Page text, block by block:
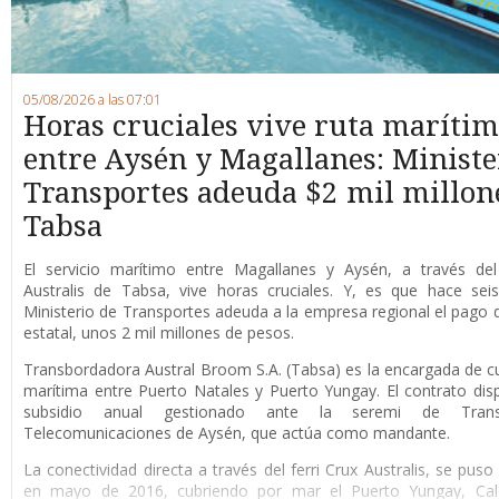
05/08/2026 a las 07:01
Horas cruciales vive ruta
entre Aysén y Magallanes:
Transportes adeuda $2 mil
Tabsa
El servicio marítimo entre Magallanes y Aysén, a través
Australis de Tabsa, vive horas cruciales. Y, es que hace
Ministerio de Transportes adeuda a la empresa regional el pago
estatal, unos 2 mil millones de pesos.
Transbordadora Austral Broom S.A. (Tabsa) es la encargada de
marítima entre Puerto Natales y Puerto Yungay. El contrato
subsidio anual gestionado ante la seremi de
Telecomunicaciones de Aysén, que actúa como mandante.
La conectividad directa a través del ferri Crux Australis, se
en mayo de 2016, cubriendo por mar el Puerto Yungay,